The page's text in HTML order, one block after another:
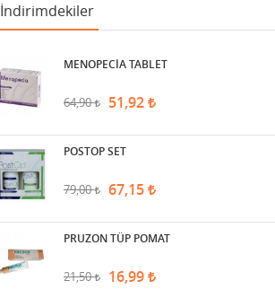
İndirimdekiler
MENOPECİA TABLET
64,90 51,92
POSTOP SET
79,00 67,15
PRUZON TÜP POMAT
21,50 16,99